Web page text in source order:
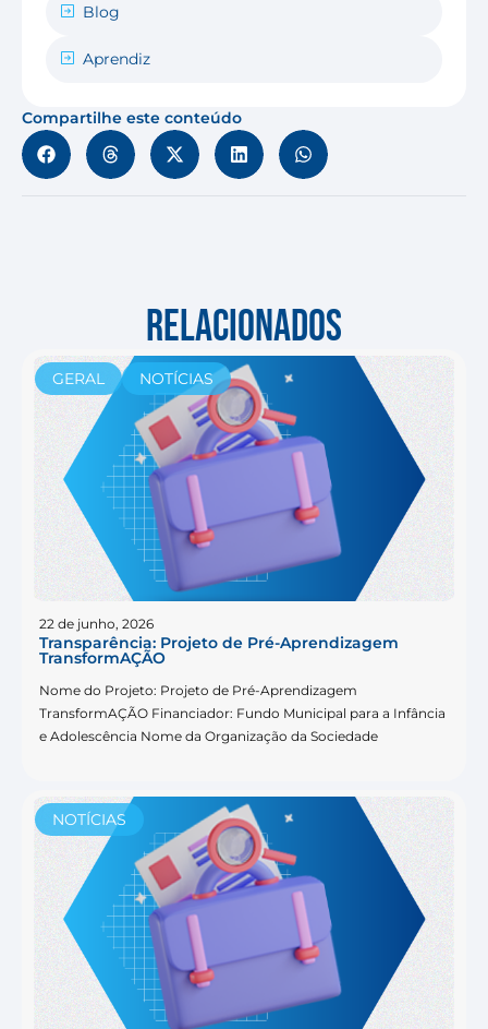
Blog
Aprendiz
Compartilhe este conteúdo
RELACIONADOS
GERAL NOTÍCIAS
22 de junho, 2026
Transparência: Projeto de Pré-Aprendizagem
TransformAÇÃO
Nome do Projeto: Projeto de Pré-Aprendizagem
TransformAÇÃO Financiador: Fundo Municipal para a Infância
e Adolescência Nome da Organização da Sociedade
NOTÍCIAS